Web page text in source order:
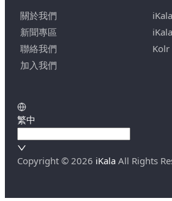
關於我們
新聞專區
聯絡我們
加入我們
Kolr
繁中
Copyright © 2026 iKala All Rights